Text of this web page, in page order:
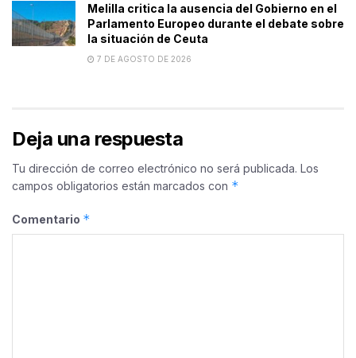
Melilla critica la ausencia del Gobierno en el
Parlamento Europeo durante el debate sobre
la situación de Ceuta
7 DE AGOSTO DE 2026
Deja una respuesta
Tu dirección de correo electrónico no será publicada. Los
campos obligatorios están marcados con *
Comentario *